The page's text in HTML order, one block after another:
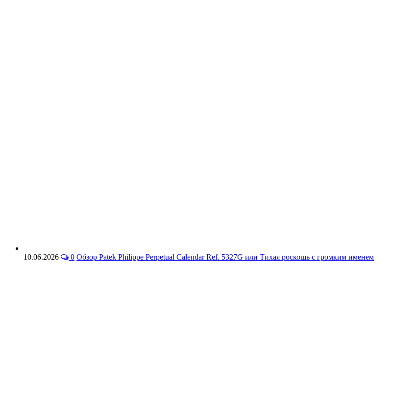
10.06.2026 0 Обзор Patek Philippe Perpetual Calendar Ref. 5327G или Тихая роскошь с громким именем